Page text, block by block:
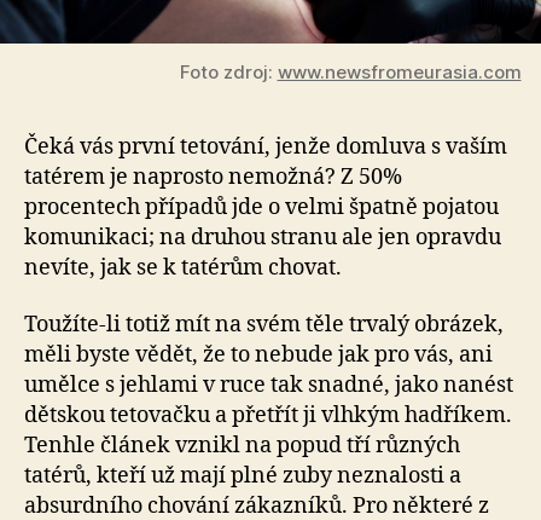
Foto zdroj: www.newsfromeurasia.com
Čeká vás první tetování, jenže domluva s vaším
tatérem je naprosto nemožná? Z 50%
procentech případů jde o velmi špatně pojatou
komunikaci; na druhou stranu ale jen opravdu
nevíte, jak se k tatérům chovat.
Toužíte-li totiž mít na svém těle trvalý obrázek,
měli byste vědět, že to nebude jak pro vás, ani
umělce s jehlami v ruce tak snadné, jako nanést
dětskou tetovačku a přetřít ji vlhkým hadříkem.
Tenhle článek vznikl na popud tří různých
tatérů, kteří už mají plné zuby neznalosti a
absurdního chování zákazníků. Pro některé z